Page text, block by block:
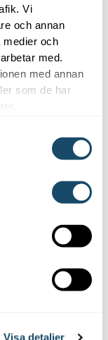
Vi
och annan
medier och
med.
med annan
som de har
Visa detaljer